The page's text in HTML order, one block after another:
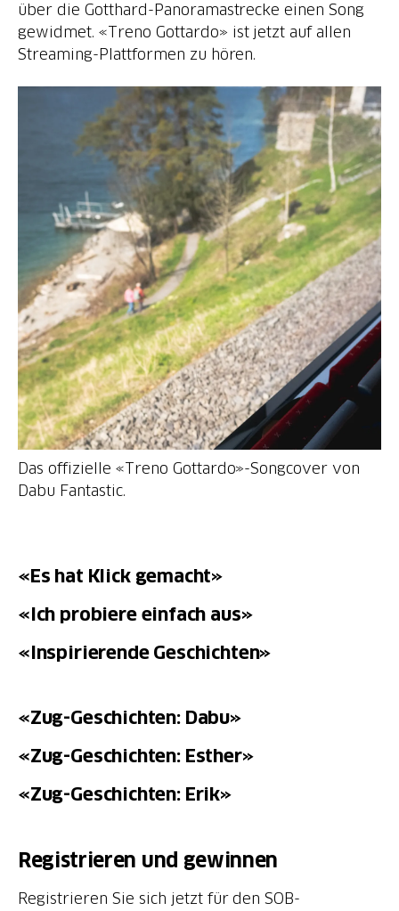
über die Gotthard-Panoramastrecke einen Song
gewidmet. «Treno Gottardo» ist jetzt auf allen
Streaming-Plattformen zu hören.
Das offizielle «Treno Gottardo»-Songcover von
Dabu Fantastic.
«Es hat Klick gemacht»
«Ich probiere einfach aus»
«Inspirierende Geschichten»
«Zug-Geschichten: Dabu»
«Zug-Geschichten: Esther»
«Zug-Geschichten: Erik»
Registrieren und gewinnen
Registrieren Sie sich jetzt für den SOB-